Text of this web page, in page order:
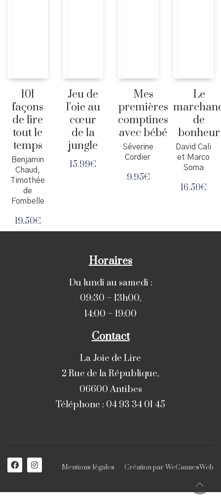
101
façons
de lire
tout le
temps
Benjamin
Chaud,
Timothée
de
Fombelle
19.50€
Jeu de
l’oie au
cœur
de la
jungle
15.99€
Mes
premières
comptines
avec bébé
Séverine
Cordier
9.95€
Le
de
bonheur
David Cali
et Marco
Soma
16.50€
Horaires
Du lundi au samedi :
09:30 – 13h00,
14:00 – 19:00
Contact
La Joie de Lire
2 Rue de la République,
06600 Antibes
Téléphone : 04 93 34 01 45
Mentions légales Création par WeCannesWeb